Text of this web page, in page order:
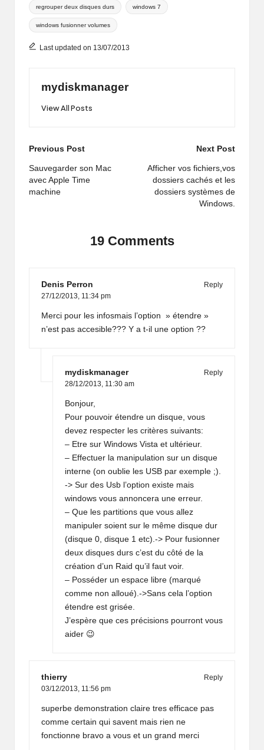
regrouper deux disques durs windows 7
windows fusionner volumes
Last updated on 13/07/2013
mydiskmanager
View All Posts
Post
navigation
Previous Post
Sauvegarder son Mac
avec Apple Time
machine
Next Post
Afficher vos fichiers,vos
dossiers cachés et les
dossiers systèmes de
Windows.
19 Comments
Denis Perron
Reply
27/12/2013, 11:34 pm
Merci pour les infosmais l’option » étendre »
n’est pas accesible??? Y a t-il une option ??
mydiskmanager
Reply
28/12/2013, 11:30 am
Bonjour,
Pour pouvoir étendre un disque, vous
devez respecter les critères suivants:
– Etre sur Windows Vista et ultérieur.
– Effectuer la manipulation sur un disque
interne (on oublie les USB par exemple ;).
-> Sur des Usb l’option existe mais
windows vous annoncera une erreur.
– Que les partitions que vous allez
manipuler soient sur le même disque dur
(disque 0, disque 1 etc).-> Pour fusionner
deux disques durs c’est du côté de la
création d’un Raid qu’il faut voir.
– Posséder un espace libre (marqué
comme non alloué).->Sans cela l’option
étendre est grisée.
J’espère que ces précisions pourront vous
aider 😉
thierry
Reply
03/12/2013, 11:56 pm
superbe demonstration claire tres efficace pas
comme certain qui savent mais rien ne
fonctionne bravo a vous et un grand merci